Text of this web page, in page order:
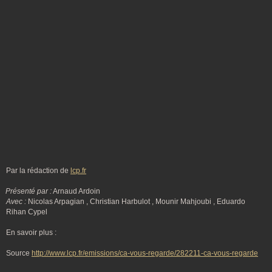
Par la rédaction de lcp.fr
Présenté par :Arnaud Ardoin
Avec : Nicolas Arpagian , Christian Harbulot , Mounir Mahjoubi , Eduardo
Rihan Cypel
En savoir plus :
Source http://www.lcp.fr/emissions/ca-vous-regarde/282211-ca-vous-regarde